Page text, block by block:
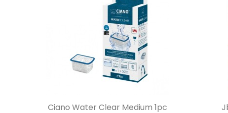
Aperçu rapide
Ciano Water Clear Medium 1pc